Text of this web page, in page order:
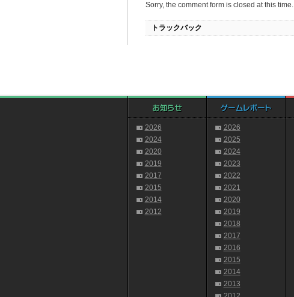
Sorry, the comment form is closed at this time.
トラックバック
2026
2024
2020
2019
2017
2015
2014
2012
2026
2025
2024
2023
2022
2021
2020
2019
2018
2017
2016
2015
2014
2013